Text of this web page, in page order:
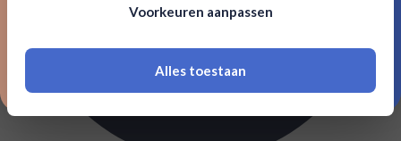
18 jaar of ouder zijn
Voorkeuren aanpassen
Alles toestaan